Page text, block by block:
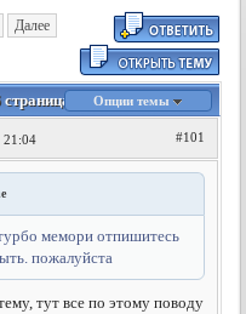
Далее
Опции темы
21:04 #101
мемори отпишитесь
пожалуйста
тут все по этому поводу